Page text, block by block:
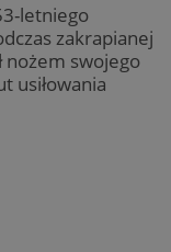
letniego
zakrapianej
nożem swojego
usiłowania